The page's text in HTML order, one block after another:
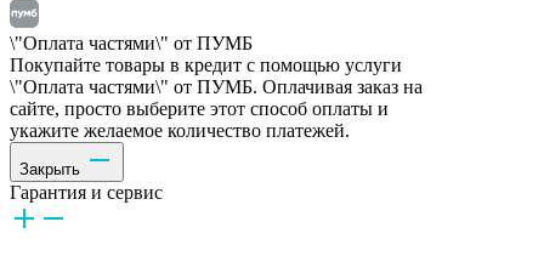
\"Оплата частями\" от ПУМБ
Покупайте товары в кредит с помощью услуги
\"Оплата частями\" от ПУМБ. Оплачивая заказ на
сайте, просто выберите этот способ оплаты и
укажите желаемое количество платежей.
Закрыть
Гарантия и сервис